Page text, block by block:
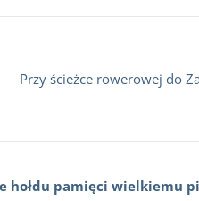
Przy ścieżce rowerowej do
hołdu pamięci wielkiemu